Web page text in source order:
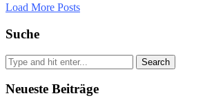
Load More Posts
Suche
Search
Neueste Beiträge